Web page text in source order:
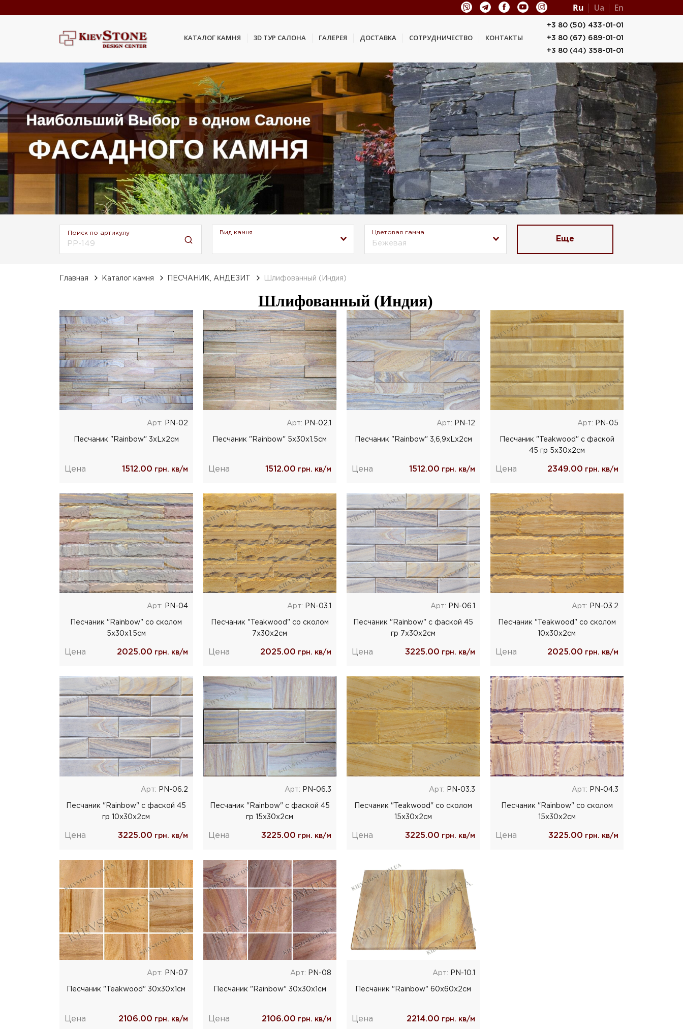
Ru Ua En
КАТАЛОГ КАМНЯ 3D ТУР САЛОНА ГАЛЕРЕЯ ДОСТАВКА СОТРУДНИЧЕСТВО КОНТАКТЫ
+3 80 (50) 433-01-01
+3 80 (67) 689-01-01
+3 80 (44) 358-01-01
Поиск по артикулу Вид камня Цветовая гамма
Бежевая Еще
Главная Каталог камня ПЕСЧАНИК, АНДЕЗИТ Шлифованный (Индия)
Шлифованный (Индия)
Арт: PN-02
Песчаник "Rainbow" 3xLx2cм
Цена 1512.00 грн. кв/м
Арт: PN-02.1
Песчаник "Rainbow" 5x30x1.5см
Цена 1512.00 грн. кв/м
Арт: PN-12
Песчаник "Rainbow" 3,6,9xLx2cм
Цена 1512.00 грн. кв/м
Арт: РN-05
Песчаник "Teakwood" с фаской
45 гр 5х30х2см
Цена 2349.00 грн. кв/м
Арт: PN-04
Песчаник "Rainbow" со сколом
5x30x1.5cм
Цена 2025.00 грн. кв/м
Арт: РN-03.1
Песчаник "Teakwood" со сколом
7x30x2cм
Цена 2025.00 грн. кв/м
Арт: РN-06.1
Песчаник "Rainbow" с фаской 45
гр 7х30х2см
Цена 3225.00 грн. кв/м
Арт: РN-03.2
Песчаник "Teakwood" со сколом
10x30x2cм
Цена 2025.00 грн. кв/м
Арт: РN-06.2
Песчаник "Rainbow" с фаской 45
гр 10х30х2см
Цена 3225.00 грн. кв/м
Арт: PN-06.3
Песчаник "Rainbow" с фаской 45
гр 15х30х2см
Цена 3225.00 грн. кв/м
Арт: РN-03.3
Песчаник "Teakwood" со сколом
15x30x2cм
Цена 3225.00 грн. кв/м
Арт: РN-04.3
Песчаник "Rainbow" со сколом
15х30х2см
Цена 3225.00 грн. кв/м
Арт: РN-07
Песчаник "Teakwood" 30x30x1cм
Цена 2106.00 грн. кв/м
Арт: РN-08
Песчаник "Rainbow" 30x30x1cм
Цена 2106.00 грн. кв/м
Арт: РN-10.1
Песчаник "Rainbow" 60х60х2см
Цена 2214.00 грн. кв/м